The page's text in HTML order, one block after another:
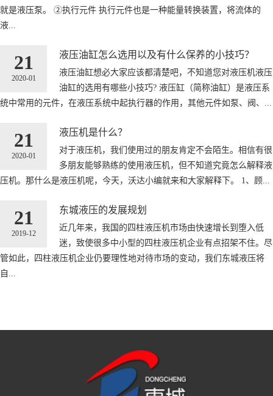
就是液压泵。 ②执行元件 执行元件也是一种能量转换装置，将流体的
液...
21
2020-01
液压油缸怎么选用以及有什么保养的小技巧？
液压油缸想必大家应该都清楚吧，不知道您对液压机液压
油缸的选用有哪些小技巧? 液压缸（简称油缸）是液压系
统中常用的元件，在液压系统中起执行器的作用，其他元件如泵、阀、...
21
2020-01
液压机是什么？
对于液压机，我们使用过的朋友肯定不会陌生。相信有很
多朋友能够熟练的使用液压机，但不知道究竟怎么解释液
压机。那什么是液压机呢，今天，沃达小编就来和大家解释下。 1、顾...
21
2019-12
东城液压的发展规划
近几年来，我国的四柱液压机市场由快速增长到堕入低
迷，致使很多中小型的四柱液压机企业有点招架不住。尽
管如此，四柱液压机企业仍要理性地对待市场的变动，我们东城液压将
自...